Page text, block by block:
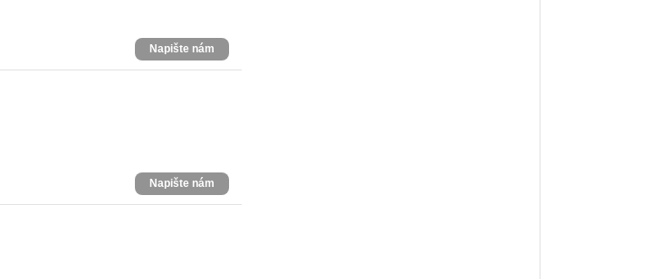
Napište nám
Napište nám